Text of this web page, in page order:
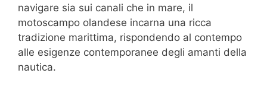
navigare sia sui canali che in mare, il
motoscampo olandese incarna una ricca
tradizione marittima, rispondendo al contempo
alle esigenze contemporanee degli amanti della
nautica.